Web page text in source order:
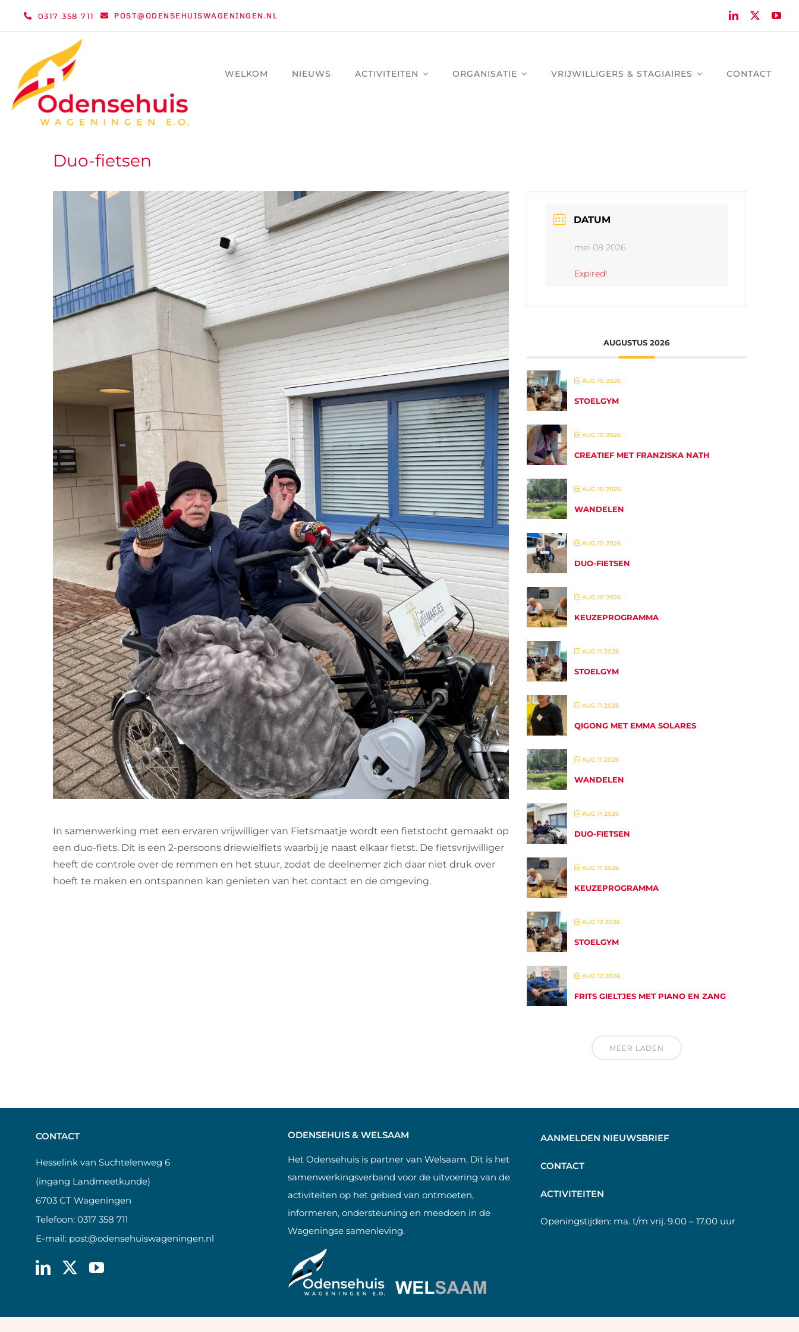
0317 358 711 POST@ODENSEHUISWAGENINGEN.NL
WELKOM NIEUWS ACTIVITEITEN ORGANISATIE VRIJWILLIGERS & STAGIAIRES CONTACT
Duo-fietsen
In samenwerking met een ervaren vrijwilliger van Fietsmaatje wordt een fietstocht gemaakt op
een duo-fiets. Dit is een 2-persoons driewielfiets waarbij je naast elkaar fietst. De fietsvrijwilliger
heeft de controle over de remmen en het stuur, zodat de deelnemer zich daar niet druk over
hoeft te maken en ontspannen kan genieten van het contact en de omgeving.
DATUM
mei 08 2026
Expired!
AUGUSTUS 2026
AUG 10 2026
STOELGYM
AUG 10 2026
CREATIEF MET FRANZISKA NATH
AUG 10 2026
WANDELEN
AUG 10 2026
DUO-FIETSEN
AUG 10 2026
KEUZEPROGRAMMA
AUG 11 2026
STOELGYM
AUG 11 2026
QIGONG MET EMMA SOLARES
AUG 11 2026
WANDELEN
AUG 11 2026
DUO-FIETSEN
AUG 11 2026
KEUZEPROGRAMMA
AUG 12 2026
STOELGYM
AUG 12 2026
FRITS GIELTJES MET PIANO EN ZANG
MEER LADEN
CONTACT
Hesselink van Suchtelenweg 6
(ingang Landmeetkunde)
6703 CT Wageningen
Telefoon: 0317 358 711
E-mail: post@odensehuiswageningen.nl
ODENSEHUIS & WELSAAM
Het Odensehuis is partner van Welsaam. Dit is het
samenwerkingsverband voor de uitvoering van de
activiteiten op het gebied van ontmoeten,
informeren, ondersteuning en meedoen in de
Wageningse samenleving.
AANMELDEN NIEUWSBRIEF
CONTACT
ACTIVITEITEN
Openingstijden: ma. t/m vrij. 9.00 – 17.00 uur